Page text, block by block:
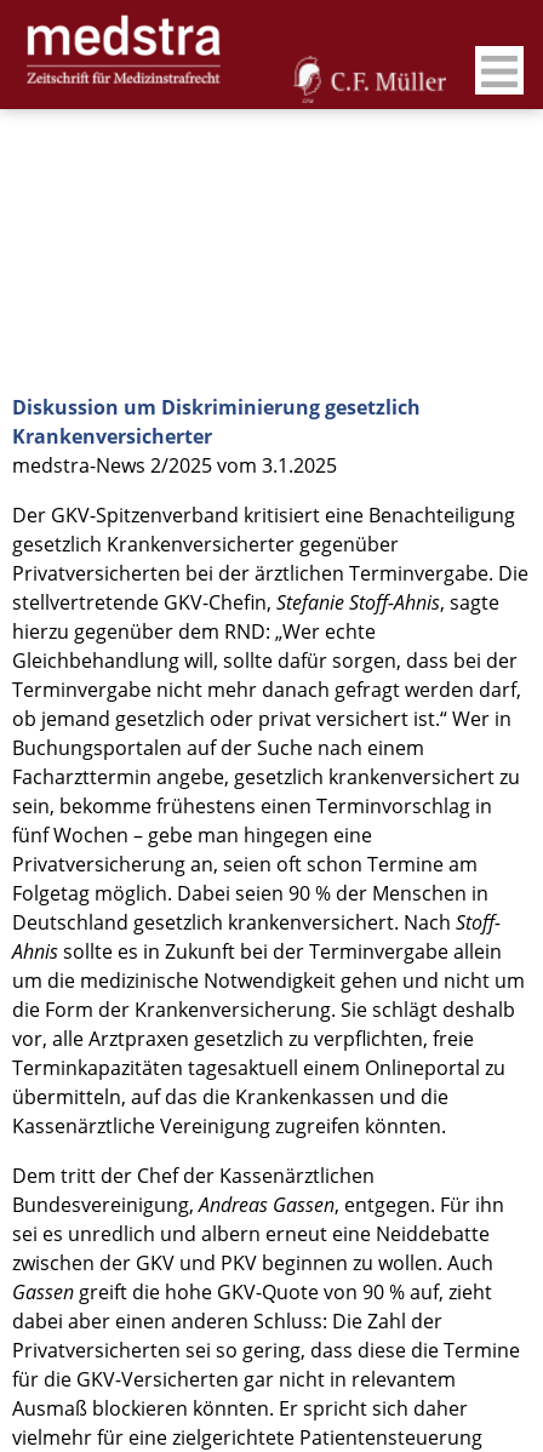
Diskussion um Diskriminierung gesetzlich
Krankenversicherter
medstra-News 2/2025 vom 3.1.2025
Der GKV-Spitzenverband kritisiert eine Benachteiligung
gesetzlich Krankenversicherter gegenüber
Privatversicherten bei der ärztlichen Terminvergabe. Die
stellvertretende GKV-Chefin, Stefanie Stoff-Ahnis, sagte
hierzu gegenüber dem RND: „Wer echte
Gleichbehandlung will, sollte dafür sorgen, dass bei der
Terminvergabe nicht mehr danach gefragt werden darf,
ob jemand gesetzlich oder privat versichert ist.“ Wer in
Buchungsportalen auf der Suche nach einem
Facharzttermin angebe, gesetzlich krankenversichert zu
sein, bekomme frühestens einen Terminvorschlag in
fünf Wochen – gebe man hingegen eine
Privatversicherung an, seien oft schon Termine am
Folgetag möglich. Dabei seien 90 % der Menschen in
Deutschland gesetzlich krankenversichert. Nach Stoff-
Ahnissollte es in Zukunft bei der Terminvergabe allein
um die medizinische Notwendigkeit gehen und nicht um
die Form der Krankenversicherung. Sie schlägt deshalb
vor, alle Arztpraxen gesetzlich zu verpflichten, freie
Terminkapazitäten tagesaktuell einem Onlineportal zu
übermitteln, auf das die Krankenkassen und die
Kassenärztliche Vereinigung zugreifen könnten.
Dem tritt der Chef der Kassenärztlichen
Bundesvereinigung,Andreas Gassen, entgegen. Für ihn
sei es unredlich und albern erneut eine Neiddebatte
zwischen der GKV und PKV beginnen zu wollen. Auch
Gassen greift die hohe GKV-Quote von 90 % auf, zieht
dabei aber einen anderen Schluss: Die Zahl der
Privatversicherten sei so gering, dass diese die Termine
für die GKV-Versicherten gar nicht in relevantem
Ausmaß blockieren könnten. Er spricht sich daher
vielmehr für eine zielgerichtete Patientensteuerung